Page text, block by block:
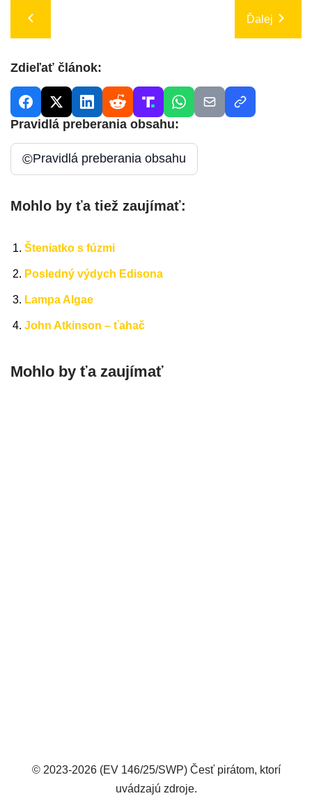
Ďalej
Zdieľať článok:
Pravidlá preberania obsahu:
©Pravidlá preberania obsahu
Mohlo by ťa tiež zaujímať:
Šteniatko s fúzmi
Posledný výdych Edisona
Lampa Algae
John Atkinson – ťahač
Mohlo by ťa zaujímať
© 2023-2026 (EV 146/25/SWP) Česť pirátom, ktorí
uvádzajú zdroje.